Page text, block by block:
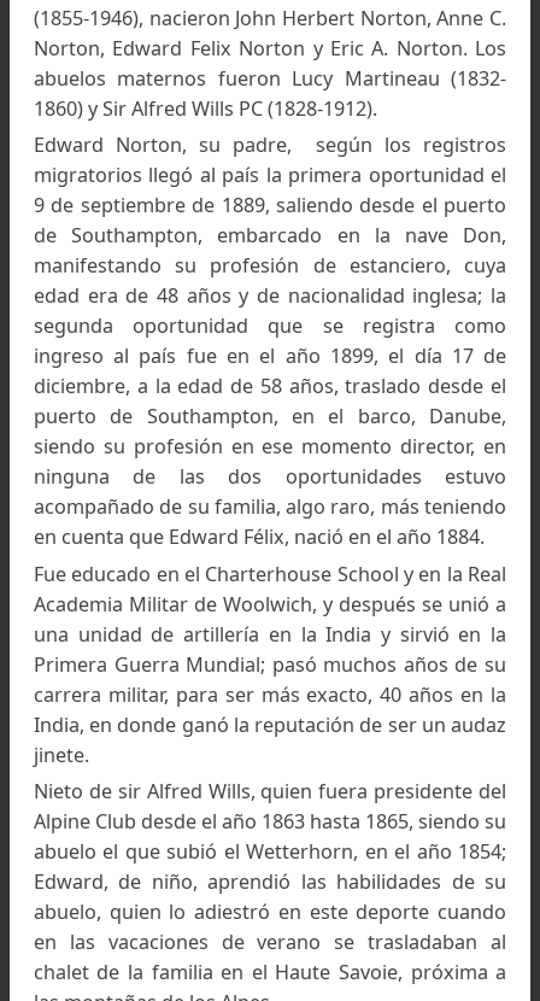
Edward Felix Norton
Conocido por el seudónimo deTeddy
; nació el
febrero de 1884, en San Isidro, Buenos
República Argentina. Fruto de este matrimonio
Edward Norton (1842-1923) y Edith Sarah
(1855-1946), nacieron John Herbert Norton, Anne
Norton, Edward Felix Norton y Eric A. Norton.
abuelos maternos fueron Lucy Martineau
1860) y Sir Alfred Wills PC (1828-1912).
Edward Norton, su padre, según los
migratorios llegó al país la primera
9 de septiembre de 1889, saliendo desde el
de Southampton, embarcado en la nave
manifestando su profesión de estanciero,
edad era de 48 años y de nacionalidad
segunda oportunidad que se registra
ingreso al país fue en el año 1899, el día 17
diciembre, a la edad de 58 años, traslado
puerto de Southampton, en el barco,
siendo su profesión en ese momento director,
ninguna de las dos oportunidades
en cuenta que Edward Félix, nació en el año 1884.
Fue educado en el Charterhouse School y en la
Academia Militar de Woolwich, y después se
una unidad de artillería en la India y sirvió
Primera Guerra Mundial; pasó muchos años de
carrera militar, para ser más exacto, 40 años